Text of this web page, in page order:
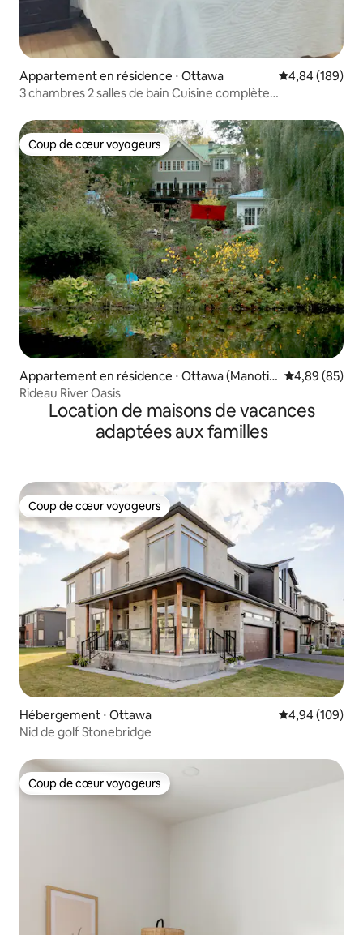
Appartement en résidence ⋅ Ottawa Évaluation
4,84 (189)
3 chambres 2 salles de bain Cuisine complète
Coup de cœur voyageurs
Coup de cœur voyageurs
Appartement en résidence ⋅ Ottawa (Manotic
k)
Évaluation
4,89 (85)
Rideau River Oasis
Location de maisons de vacances
adaptées aux familles
Coup de cœur voyageurs
Coup de cœur voyageurs
Hébergement ⋅ Ottawa Évaluation
4,94 (109)
Nid de golf Stonebridge
Coup de cœur voyageurs
Coup de cœur voyageurs